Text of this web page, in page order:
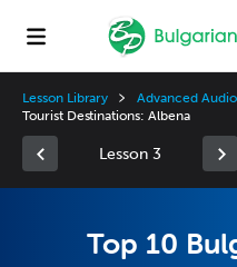
Lesson Library Advanced
Tourist Destinations: Albena
Lesson 3
Top 10